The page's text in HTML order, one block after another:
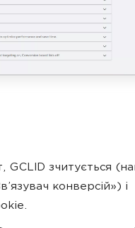
GCLID зчитується
конверсій») і